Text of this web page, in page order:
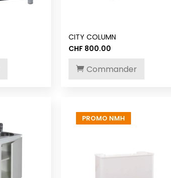
CITY COLUMN
CHF 800.00
Commander
PROMO NMH